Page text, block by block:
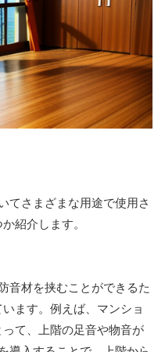
てさまざまな用途で使用さ
紹介します。
音材を挟むことができるた
ます。例えば、マンショ
て、上階の足音や物音が